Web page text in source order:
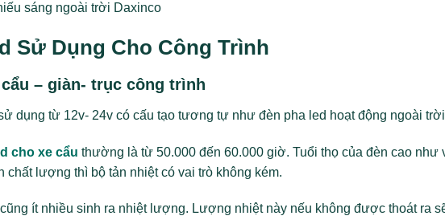
Sử Dụng Cho Công Trình
– giàn- trục công trình
dụng từ 12v- 24v có cấu tạo tương tự như đèn pha led hoạt động ngoài
cho xe cẩu thường là từ 50.000 đến 60.000 giờ. Tuổi thọ của đèn cao như
lượng thì bộ tản nhiệt có vai trò không kém.
ít nhiều sinh ra nhiệt lượng. Lượng nhiệt này nếu không được thoát ra